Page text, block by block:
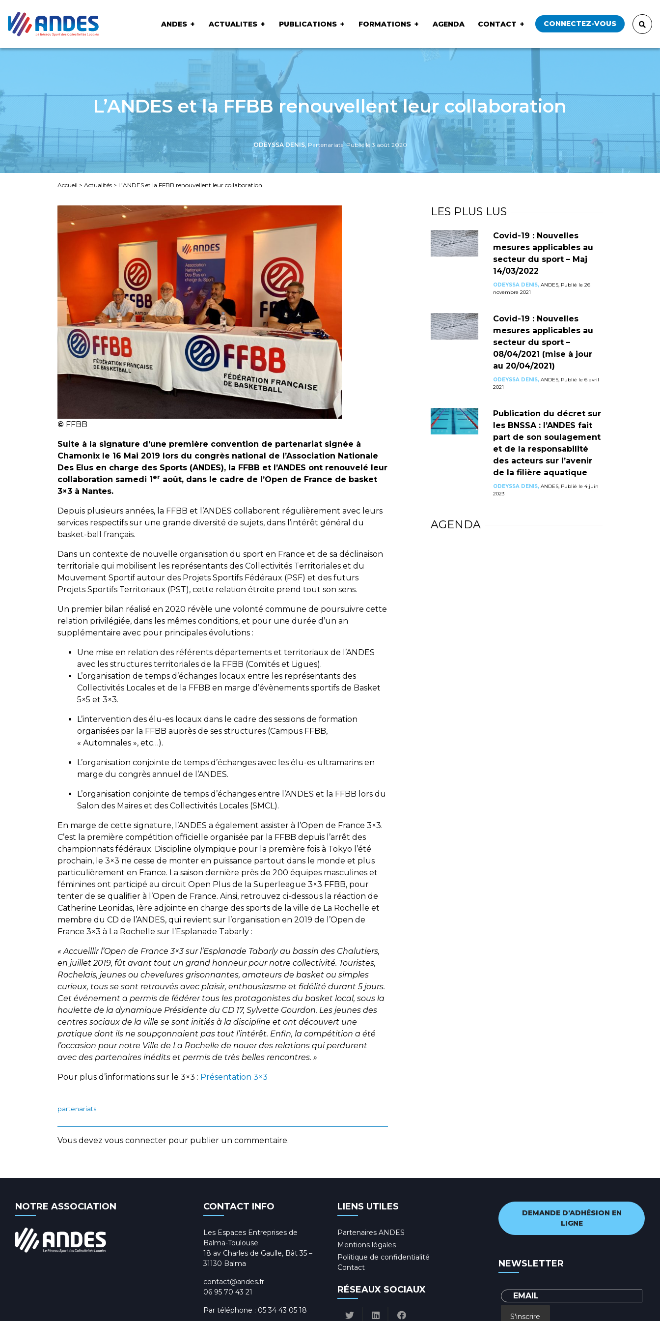
ANDES ACTUALITES PUBLICATIONS FORMATIONS AGENDA CONTACT CONNECTEZ-VOUS
L’ANDES et la FFBB renouvellent leur collaboration
ODEYSSA DENIS,Partenariats, Publié le 3 août 2020
Accueil > Actualités > L’ANDES et la FFBB renouvellent leur collaboration
© FFBB
Suite à la signature d’une première convention de partenariat signée à
Chamonix le 16 Mai 2019 lors du congrès national de l’Association Nationale
Des Elus en charge des Sports (ANDES), la FFBB et l’ANDES ont renouvelé leur
collaboration samedi 1 er août, dans le cadre de l’Open de France de basket
3×3 à Nantes.
Depuis plusieurs années, la FFBB et l’ANDES collaborent régulièrement avec leurs
services respectifs sur une grande diversité de sujets, dans l’intérêt général du
basket-ball français.
Dans un contexte de nouvelle organisation du sport en France et de sa déclinaison
territoriale qui mobilisent les représentants des Collectivités Territoriales et du
Mouvement Sportif autour des Projets Sportifs Fédéraux (PSF) et des futurs
Projets Sportifs Territoriaux (PST), cette relation étroite prend tout son sens.
Un premier bilan réalisé en 2020 révèle une volonté commune de poursuivre cette
relation privilégiée, dans les mêmes conditions, et pour une durée d’un an
supplémentaire avec pour principales évolutions :
Une mise en relation des référents départements et territoriaux de l’ANDES
avec les structures territoriales de la FFBB (Comités et Ligues).
L’organisation de temps d’échanges locaux entre les représentants des
Collectivités Locales et de la FFBB en marge d’évènements sportifs de Basket
5×5 et 3×3.
L’intervention des élu-es locaux dans le cadre des sessions de formation
organisées par la FFBB auprès de ses structures (Campus FFBB,
« Automnales », etc…).
L’organisation conjointe de temps d’échanges avec les élu-es ultramarins en
marge du congrès annuel de l’ANDES.
L’organisation conjointe de temps d’échanges entre l’ANDES et la FFBB lors du
Salon des Maires et des Collectivités Locales (SMCL).
En marge de cette signature, l’ANDES a également assister à l’Open de France 3×3.
C’est la première compétition officielle organisée par la FFBB depuis l’arrêt des
championnats fédéraux. Discipline olympique pour la première fois à Tokyo l’été
prochain, le 3×3 ne cesse de monter en puissance partout dans le monde et plus
particulièrement en France. La saison dernière près de 200 équipes masculines et
féminines ont participé au circuit Open Plus de la Superleague 3×3 FFBB, pour
tenter de se qualifier à l’Open de France. Ainsi, retrouvez ci-dessous la réaction de
Catherine Leonidas, 1ère adjointe en charge des sports de la ville de La Rochelle et
membre du CD de l’ANDES, qui revient sur l’organisation en 2019 de l’Open de
France 3×3 à La Rochelle sur l’Esplanade Tabarly :
« Accueillir l’Open de France 3×3 sur l’Esplanade Tabarly au bassin des Chalutiers,
en juillet 2019, fût avant tout un grand honneur pour notre collectivité. Touristes,
Rochelais, jeunes ou chevelures grisonnantes, amateurs de basket ou simples
curieux, tous se sont retrouvés avec plaisir, enthousiasme et fidélité durant 5 jours.
Cet événement a permis de fédérer tous les protagonistes du basket local, sous la
houlette de la dynamique Présidente du CD 17, Sylvette Gourdon. Les jeunes des
centres sociaux de la ville se sont initiés à la discipline et ont découvert une
pratique dont ils ne soupçonnaient pas tout l’intérêt. Enfin, la compétition a été
l’occasion pour notre Ville de La Rochelle de nouer des relations qui perdurent
avec des partenaires inédits et permis de très belles rencontres. »
Pour plus d’informations sur le 3×3 : Présentation 3×3
partenariats
Vous devez vous connecter pour publier un commentaire.
LES PLUS LUS
Covid-19 : Nouvelles
mesures applicables au
secteur du sport – Maj
14/03/2022
ODEYSSA DENIS,ANDES, Publié le 26
novembre 2021
Covid-19 : Nouvelles
mesures applicables au
secteur du sport –
08/04/2021 (mise à jour
au 20/04/2021)
ODEYSSA DENIS,ANDES, Publié le 6 avril
2021
Publication du décret sur
les BNSSA : l’ANDES fait
part de son soulagement
et de la responsabilité
des acteurs sur l’avenir
de la filière aquatique
ODEYSSA DENIS,ANDES, Publié le 4 juin
2023
AGENDA
NOTRE ASSOCIATION CONTACT INFO
Les Espaces Entreprises de
Balma-Toulouse
18 av Charles de Gaulle, Bât 35 –
31130 Balma
contact@andes.fr
06 95 70 43 21
Par téléphone : 05 34 43 05 18
LIENS UTILES
Partenaires ANDES
Mentions légales
Politique de confidentialité
Contact
RÉSEAUX SOCIAUX
DEMANDE D'ADHÉSION EN
LIGNE
NEWSLETTER
S'inscrire